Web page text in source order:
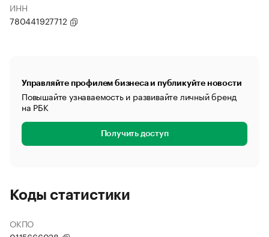
ИНН
780441927712
Управляйте профилем бизнеса и публикуйте новости
Повышайте узнаваемость и развивайте личный бренд
на РБК
Получить доступ
Коды статистики
ОКПО